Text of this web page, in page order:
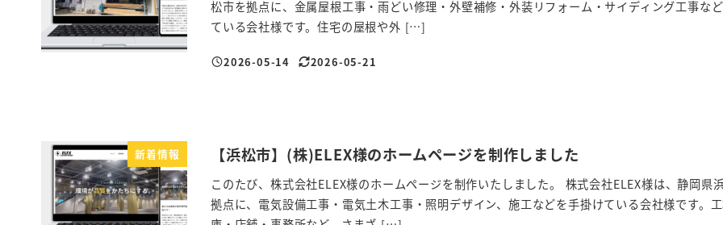
松市を拠点に、金属屋根工事・雨どい修理・外壁補修・外装リフォーム・サイディング工事な
ている会社様です。住宅の屋根や外 […]
投稿日
2026-05-14
更新日
2026-05-21
新着情報 【浜松市】(株)ELEX様のホームページを制作しました
このたび、株式会社ELEX様のホームページを制作いたしました。 株式会社ELEX様は、静岡県
拠点に、電気設備工事・電気土木工事・照明デザイン、施工などを手掛けている会社様です。